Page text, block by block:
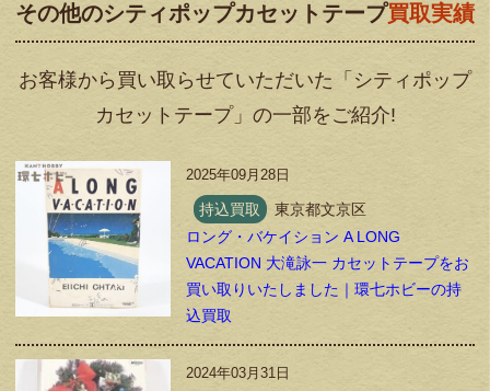
その他のシティポップカセットテープ買取実績
お客様から買い取らせていただいた「シティポップ
カセットテープ」の一部をご紹介!
2025年09月28日
持込買取
東京都文京区
ロング・バケイション A LONG
VACATION 大滝詠一 カセットテープをお
買い取りいたしました｜環七ホビーの持
込買取
2024年03月31日